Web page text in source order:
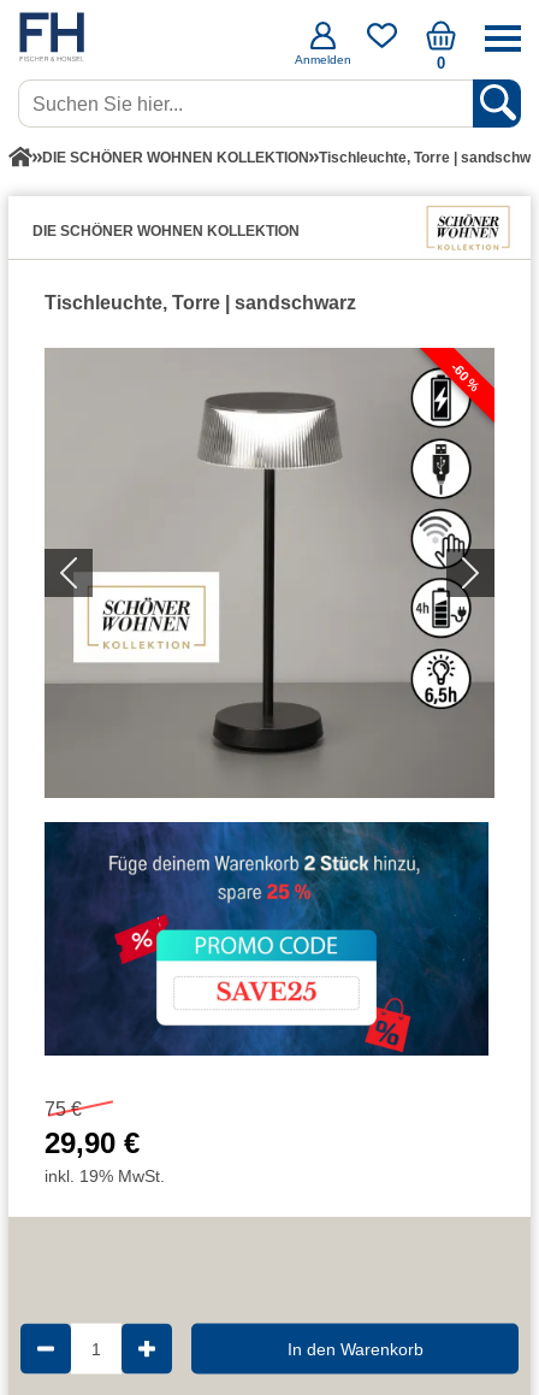
Anmelden 0
DIE SCHÖNER WOHNEN KOLLEKTION Tischleuchte, Torre |
DIE SCHÖNER WOHNEN KOLLEKTION
Tischleuchte, Torre | sandschwarz
-60 %
75 €
29,90 €
inkl. 19% MwSt.
1 In den Warenkorb